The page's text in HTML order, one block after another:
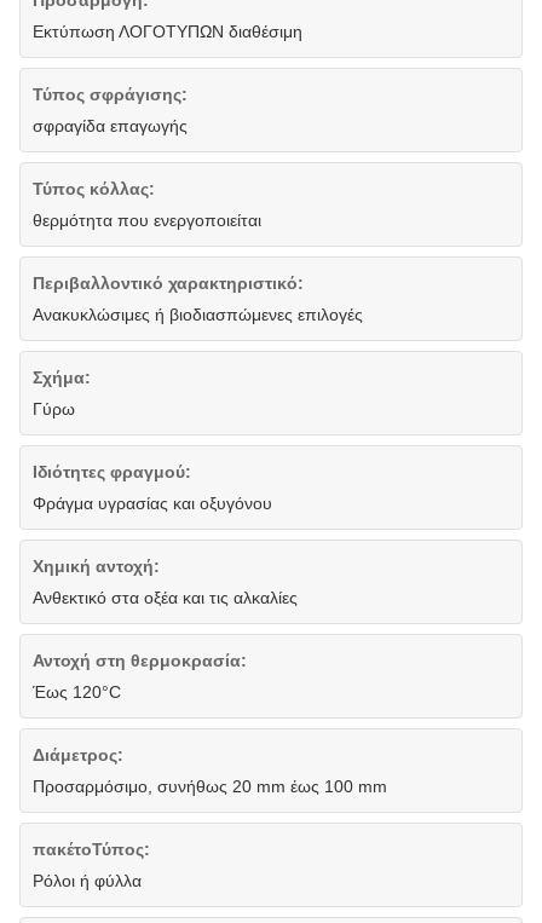
Εκτύπωση ΛΟΓΟΤΥΠΩΝ διαθέσιμη
Τύπος σφράγισης:
σφραγίδα επαγωγής
Τύπος κόλλας:
θερμότητα που ενεργοποιείται
Περιβαλλοντικό χαρακτηριστικό:
Ανακυκλώσιμες ή βιοδιασπώμενες επιλογές
Σχήμα:
Γύρω
Ιδιότητες φραγμού:
Φράγμα υγρασίας και οξυγόνου
Χημική αντοχή:
Ανθεκτικό στα οξέα και τις αλκαλίες
Αντοχή στη θερμοκρασία:
Έως 120°C
Διάμετρος:
Προσαρμόσιμο, συνήθως 20 mm έως 100 mm
πακέτοΤύπος:
Ρόλοι ή φύλλα